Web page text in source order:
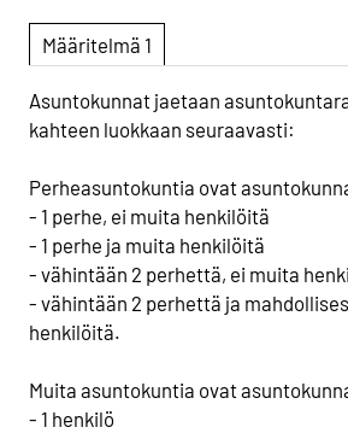
Määritelmä 1
Asuntokunnat jaetaan
kahteen luokkaan seuraavasti:
Perheasuntokuntia ovat
- 1 perhe, ei muita henkilöitä
- 1 perhe ja muita henkilöitä
- vähintään 2 perhettä, ei muita
- vähintään 2 perhettä ja
henkilöitä.
Muita asuntokuntia ovat
- 1 henkilö